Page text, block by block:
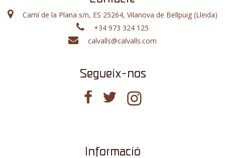
Camí de la Plana s/n, ES 25264, Vilanova de Bellpuig (Lleida)
+34 973 324 125
calvalls@calvalls.com
Segueix-nos
Informació